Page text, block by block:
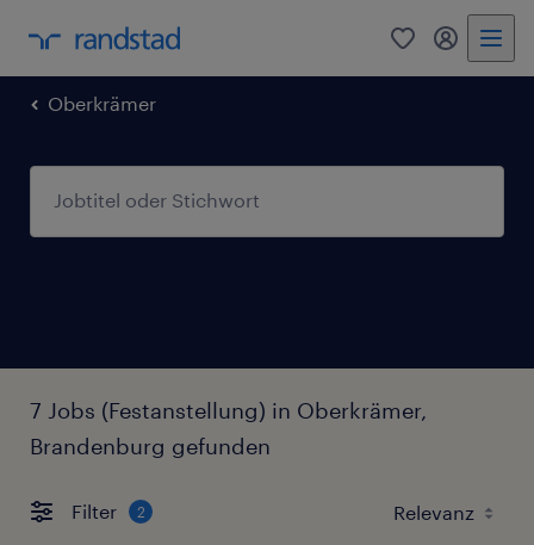
0 Mein
Oberkrämer
7 Jobs (Festanstellung) in Oberkrämer,
Brandenburg gefunden
Filter 2